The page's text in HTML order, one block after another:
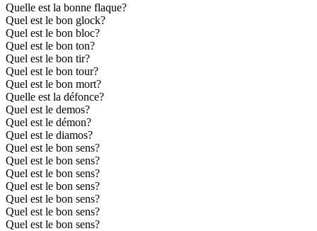
Quelle est la bonne flaque?
Quel est le bon glock?
Quel est le bon bloc?
Quel est le bon ton?
Quel est le bon tir?
Quel est le bon tour?
Quel est le bon mort?
Quelle est la défonce?
Quel est le demos?
Quel est le démon?
Quel est le diamos?
Quel est le bon sens?
Quel est le bon sens?
Quel est le bon sens?
Quel est le bon sens?
Quel est le bon sens?
Quel est le bon sens?
Quel est le bon sens?